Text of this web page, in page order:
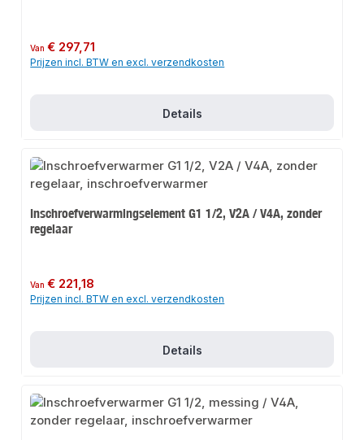
Normale prijs:
Van€ 297,71
Prijzen incl. BTW en excl. verzendkosten
Details
Inschroefverwarmingselement G1 1/2, V2A / V4A, zonder
regelaar
Normale prijs:
Van€ 221,18
Prijzen incl. BTW en excl. verzendkosten
Details